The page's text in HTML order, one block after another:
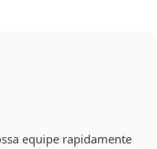
equipe rapidamente